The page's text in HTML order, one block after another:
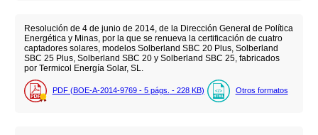
Resolución de 4 de junio de 2014, de la Dirección General de Política
Energética y Minas, por la que se renueva la certificación de cuatro
captadores solares, modelos Solberland SBC 20 Plus, Solberland
SBC 25 Plus, Solberland SBC 20 y Solberland SBC 25, fabricados
por Termicol Energía Solar, SL.
PDF (BOE-A-2014-9769 - 5 págs. - 228 KB) Otros formatos